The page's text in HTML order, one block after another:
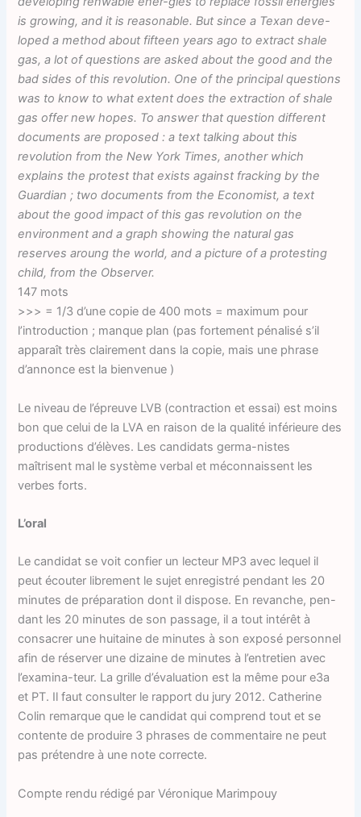
is growing, and it is reasonable. But since a Texan deve-
loped a method about fifteen years ago to extract shale
gas, a lot of questions are asked about the good and the
bad sides of this revolution. One of the principal questions
was to know to what extent does the extraction of shale
gas offer new hopes. To answer that question different
documents are proposed : a text talking about this
revolution from the New York Times, another which
explains the protest that exists against fracking by the
Guardian ; two documents from the Economist, a text
about the good impact of this gas revolution on the
environment and a graph showing the natural gas
reserves aroung the world, and a picture of a protesting
child, from the Observer.
147 mots
>>> = 1/3 d’une copie de 400 mots = maximum pour
l’introduction ; manque plan (pas fortement pénalisé s’il
apparaît très clairement dans la copie, mais une phrase
d’annonce est la bienvenue )
Le niveau de l’épreuve LVB (contraction et essai) est moins
bon que celui de la LVA en raison de la qualité inférieure des
productions d’élèves. Les candidats germa-nistes
maîtrisent mal le système verbal et méconnaissent les
verbes forts.
L’oral
Le candidat se voit confier un lecteur MP3 avec lequel il
peut écouter librement le sujet enregistré pendant les 20
minutes de préparation dont il dispose. En revanche, pen-
dant les 20 minutes de son passage, il a tout intérêt à
consacrer une huitaine de minutes à son exposé personnel
afin de réserver une dizaine de minutes à l’entretien avec
l’examina-teur. La grille d’évaluation est la même pour e3a
et PT. Il faut consulter le rapport du jury 2012. Catherine
Colin remarque que le candidat qui comprend tout et se
contente de produire 3 phrases de commentaire ne peut
pas prétendre à une note correcte.
Compte rendu rédigé par Véronique Marimpouy